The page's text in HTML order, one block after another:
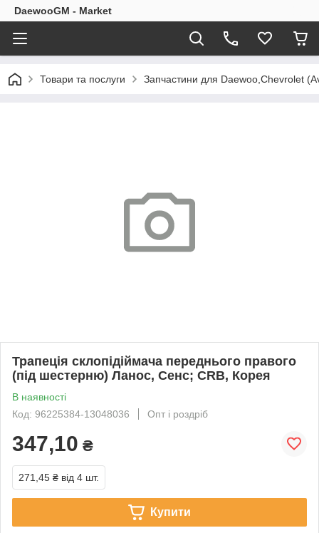
DaewooGM - Market
Товари та послуги Запчастини для Daewoo,Chevrolet
Трапеція склопідіймача переднього правого
(під шестерню) Ланос, Сенс; CRB, Корея
В наявності
Код: 96225384-13048036
Опт і роздріб
347,10 ₴
271,45 ₴ від 4 шт.
Купити